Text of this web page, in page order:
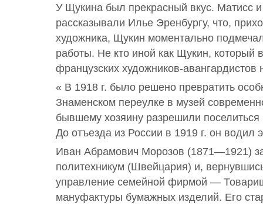
У Щукина был прекрасный вкус. Матисс и
рассказывали Илье Эренбургу, что,
художника, Щукин моментально
работы. Не кто иной как Щукин, который
французских художников-авангардистов
« В 1918 г. было решено превратить
Знаменском переулке в музей
бывшему хозяину разрешили поселиться
До отъезда из России в 1919 г. он водил
Иван Абрамович Морозов (1871—1921)
политехникум (Швейцария) и,
управление семейной фирмой —
мануфактуры бумажных изделий. Его